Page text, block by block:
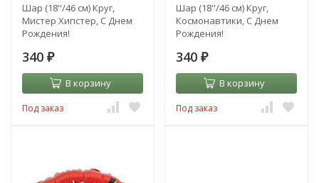
Шар (18''/46 см) Круг,
Мистер Хипстер, С Днем
Рождения!
340 ₽
В корзину
Под заказ
Шар (18''/46 см) Круг,
Космонавтики, С Днем
Рождения!
340 ₽
В корзину
Под заказ